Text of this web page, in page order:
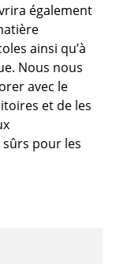
également
ainsi qu’à
Nous nous
avec le
et de les
sûrs pour les